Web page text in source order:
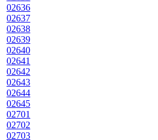
02636
02637
02638
02639
02640
02641
02642
02643
02644
02645
02701
02702
02703